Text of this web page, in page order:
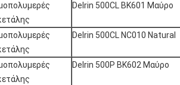
Delrin 500CL BK601 Μαύρο
Delrin 500CL NC010 Natural
Delrin 500P BK602 Μαύρο